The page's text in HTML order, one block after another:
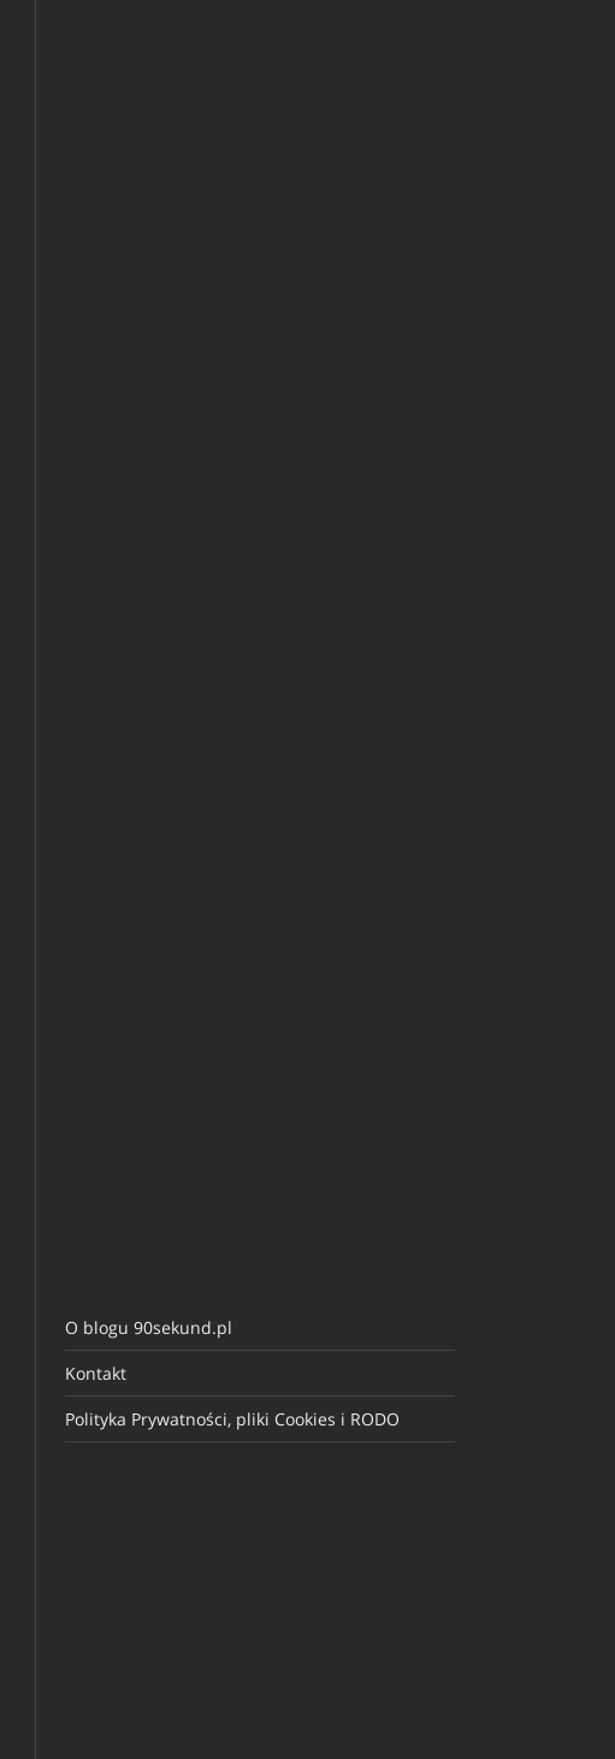
O blogu 90sekund.pl
Kontakt
Polityka Prywatności, pliki Cookies i RODO